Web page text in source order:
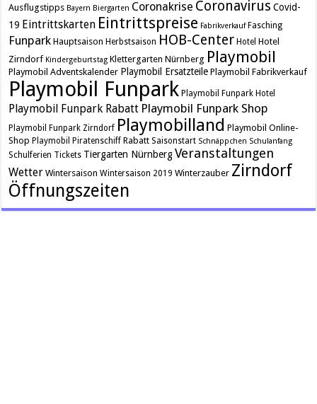
Ausflugstipps Bayern Biergarten Coronakrise Coronavirus Covid-
19 Eintrittskarten Eintrittspreise Fabrikverkauf Fasching
Funpark Hauptsaison Herbstsaison HOB-Center Hotel Hotel
Zirndorf Kindergeburtstag Klettergarten Nürnberg Playmobil
Playmobil Adventskalender Playmobil Ersatzteile Playmobil Fabrikverkauf
Playmobil Funpark Playmobil Funpark Hotel
Playmobil Funpark Rabatt Playmobil Funpark Shop
Playmobil Funpark Zirndorf Playmobilland Playmobil Online-
Shop Playmobil Piratenschiff Rabatt Saisonstart Schnäppchen Schulanfang
Schulferien Tickets Tiergarten Nürnberg Veranstaltungen
Wetter Wintersaison Wintersaison 2019 Winterzauber Zirndorf
Öffnungszeiten